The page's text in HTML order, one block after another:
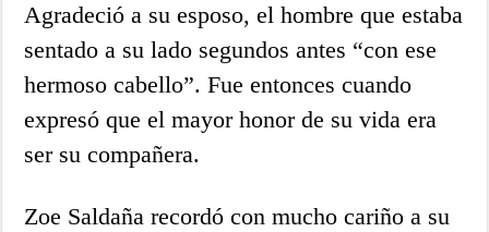
Agradeció a su esposo, el hombre que estaba
sentado a su lado segundos antes “con ese
hermoso cabello”. Fue entonces cuando
expresó que el mayor honor de su vida era
ser su compañera.
Zoe Saldaña recordó con mucho cariño a su